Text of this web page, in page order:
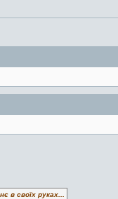
своїх руках...